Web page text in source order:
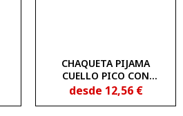
CHAQUETA PIJAMA
CUELLO PICO CON
BOTONES ITURRY
1835202
desde 12,56 €